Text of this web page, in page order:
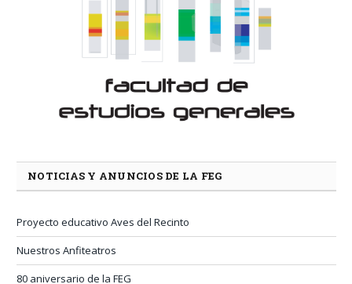
NOTICIAS Y ANUNCIOS DE LA FEG
Proyecto educativo Aves del Recinto
Nuestros Anfiteatros
80 aniversario de la FEG